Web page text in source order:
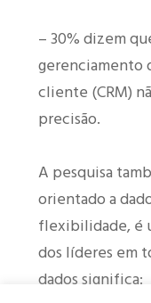
– 30% dizem
gerenciamento
cliente (CRM)
precisão.
A pesquisa
orientado a
flexibilidade, é
dos líderes em
dados significa: